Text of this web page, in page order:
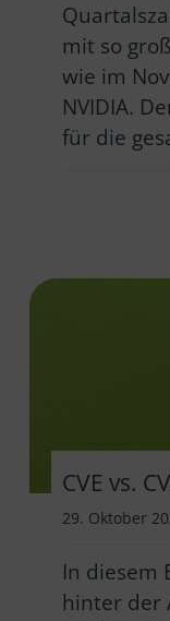
mit so
wie im
NVIDIA.
für die
CVE vs.
29. Oktober
In diesem
hinter der